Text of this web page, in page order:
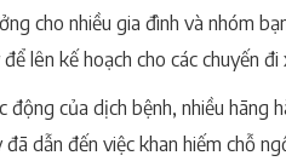
cho nhiều gia đình và nhóm
lên kế hoạch cho các chuyến
của dịch bệnh, nhiều hãng
dẫn đến việc khan hiếm chỗ